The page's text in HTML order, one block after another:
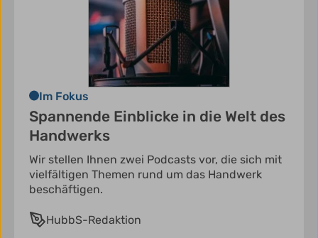
Im Fokus
Spannende Einblicke in die Welt des
Handwerks
Wir stellen Ihnen zwei Podcasts vor, die sich mit
vielfältigen Themen rund um das Handwerk
beschäftigen.
HubbS-Redaktion